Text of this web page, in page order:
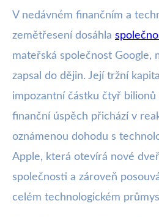
díky dohodě s
· 3 min čtení · Autor:
V nedávném finančním a
zemětřesení dosáhla
mateřská společnost Google,
zapsal do dějin. Její tržní
impozantní částku čtyř bilionů
finanční úspěch přichází v
oznámenou dohodu s
Apple, která otevírá nové
společnosti a zároveň
celém technologickém